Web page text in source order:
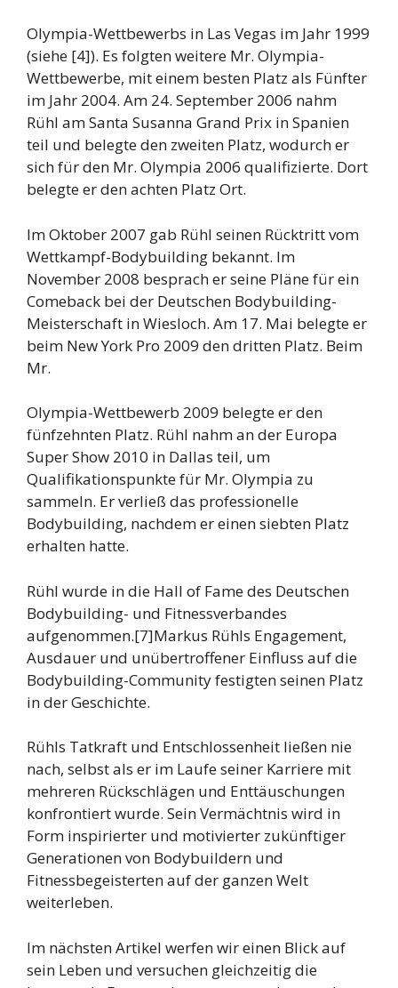
Olympia-Wettbewerbs in Las Vegas im Jahr 1999
(siehe [4]). Es folgten weitere Mr. Olympia-
Wettbewerbe, mit einem besten Platz als Fünfter
im Jahr 2004. Am 24. September 2006 nahm
Rühl am Santa Susanna Grand Prix in Spanien
teil und belegte den zweiten Platz, wodurch er
sich für den Mr. Olympia 2006 qualifizierte. Dort
belegte er den achten Platz Ort.
Im Oktober 2007 gab Rühl seinen Rücktritt vom
Wettkampf-Bodybuilding bekannt. Im
November 2008 besprach er seine Pläne für ein
Comeback bei der Deutschen Bodybuilding-
Meisterschaft in Wiesloch. Am 17. Mai belegte er
beim New York Pro 2009 den dritten Platz. Beim
Mr.
Olympia-Wettbewerb 2009 belegte er den
fünfzehnten Platz. Rühl nahm an der Europa
Super Show 2010 in Dallas teil, um
Qualifikationspunkte für Mr. Olympia zu
sammeln. Er verließ das professionelle
Bodybuilding, nachdem er einen siebten Platz
erhalten hatte.
Rühl wurde in die Hall of Fame des Deutschen
Bodybuilding- und Fitnessverbandes
aufgenommen.[7]Markus Rühls Engagement,
Ausdauer und unübertroffener Einfluss auf die
Bodybuilding-Community festigten seinen Platz
in der Geschichte.
Rühls Tatkraft und Entschlossenheit ließen nie
nach, selbst als er im Laufe seiner Karriere mit
mehreren Rückschlägen und Enttäuschungen
konfrontiert wurde. Sein Vermächtnis wird in
Form inspirierter und motivierter zukünftiger
Generationen von Bodybuildern und
Fitnessbegeisterten auf der ganzen Welt
weiterleben.
Im nächsten Artikel werfen wir einen Blick auf
sein Leben und versuchen gleichzeitig die